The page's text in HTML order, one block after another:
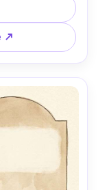
suave no ar,
fundo
profundidade
↗